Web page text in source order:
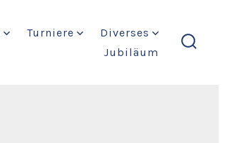
Turniere
Diverses
Jubiläum